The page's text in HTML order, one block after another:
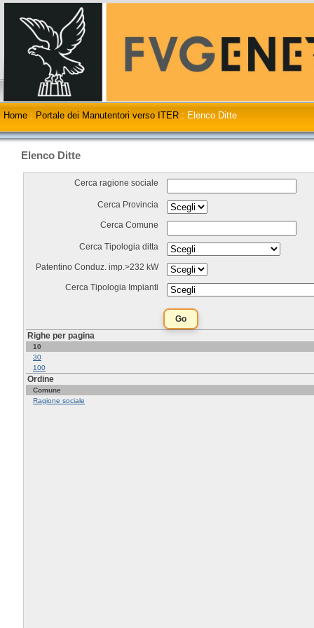
Home : Portale dei Manutentori verso ITER : Elenco Ditte
Elenco Ditte
Cerca ragione sociale
Cerca Provincia
Cerca Comune
Cerca Tipologia ditta
Patentino Conduz. imp.>232 kW
Cerca Tipologia Impianti
Righe per pagina
10
30
100
Ordine
Comune
Ragione sociale